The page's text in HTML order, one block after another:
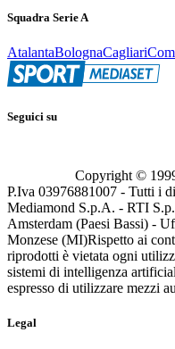
Squadra Serie A
AtalantaBolognaCagliari
Seguici su
Copyright ©
P.Iva 03976881007 - Tutti i
Mediamond S.p.A. - RTI
Amsterdam (Paesi Bassi) -
Monzese (MI)Rispetto ai
riprodotti è vietata ogni
sistemi di intelligenza
espresso di utilizzare mezzi
Legal